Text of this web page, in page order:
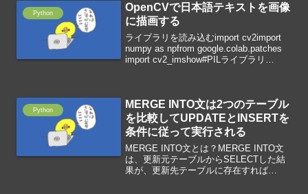
Python
OpenCVで日本語テキストを画像
に描画する
ライブラリを読み込むimport cv2import
numpy as npfrom google.colab.patches
import cv2_imshow#PILライブラリ
Python
MERGE INTO文は2つのテーブル
を比較してUPDATEとINSERTを
条件に従って実行される
MERGE INTO文とは？MERGE INTO文
は、更新元テーブルからSELECTした結
果が、更新先テーブルに存在すれば